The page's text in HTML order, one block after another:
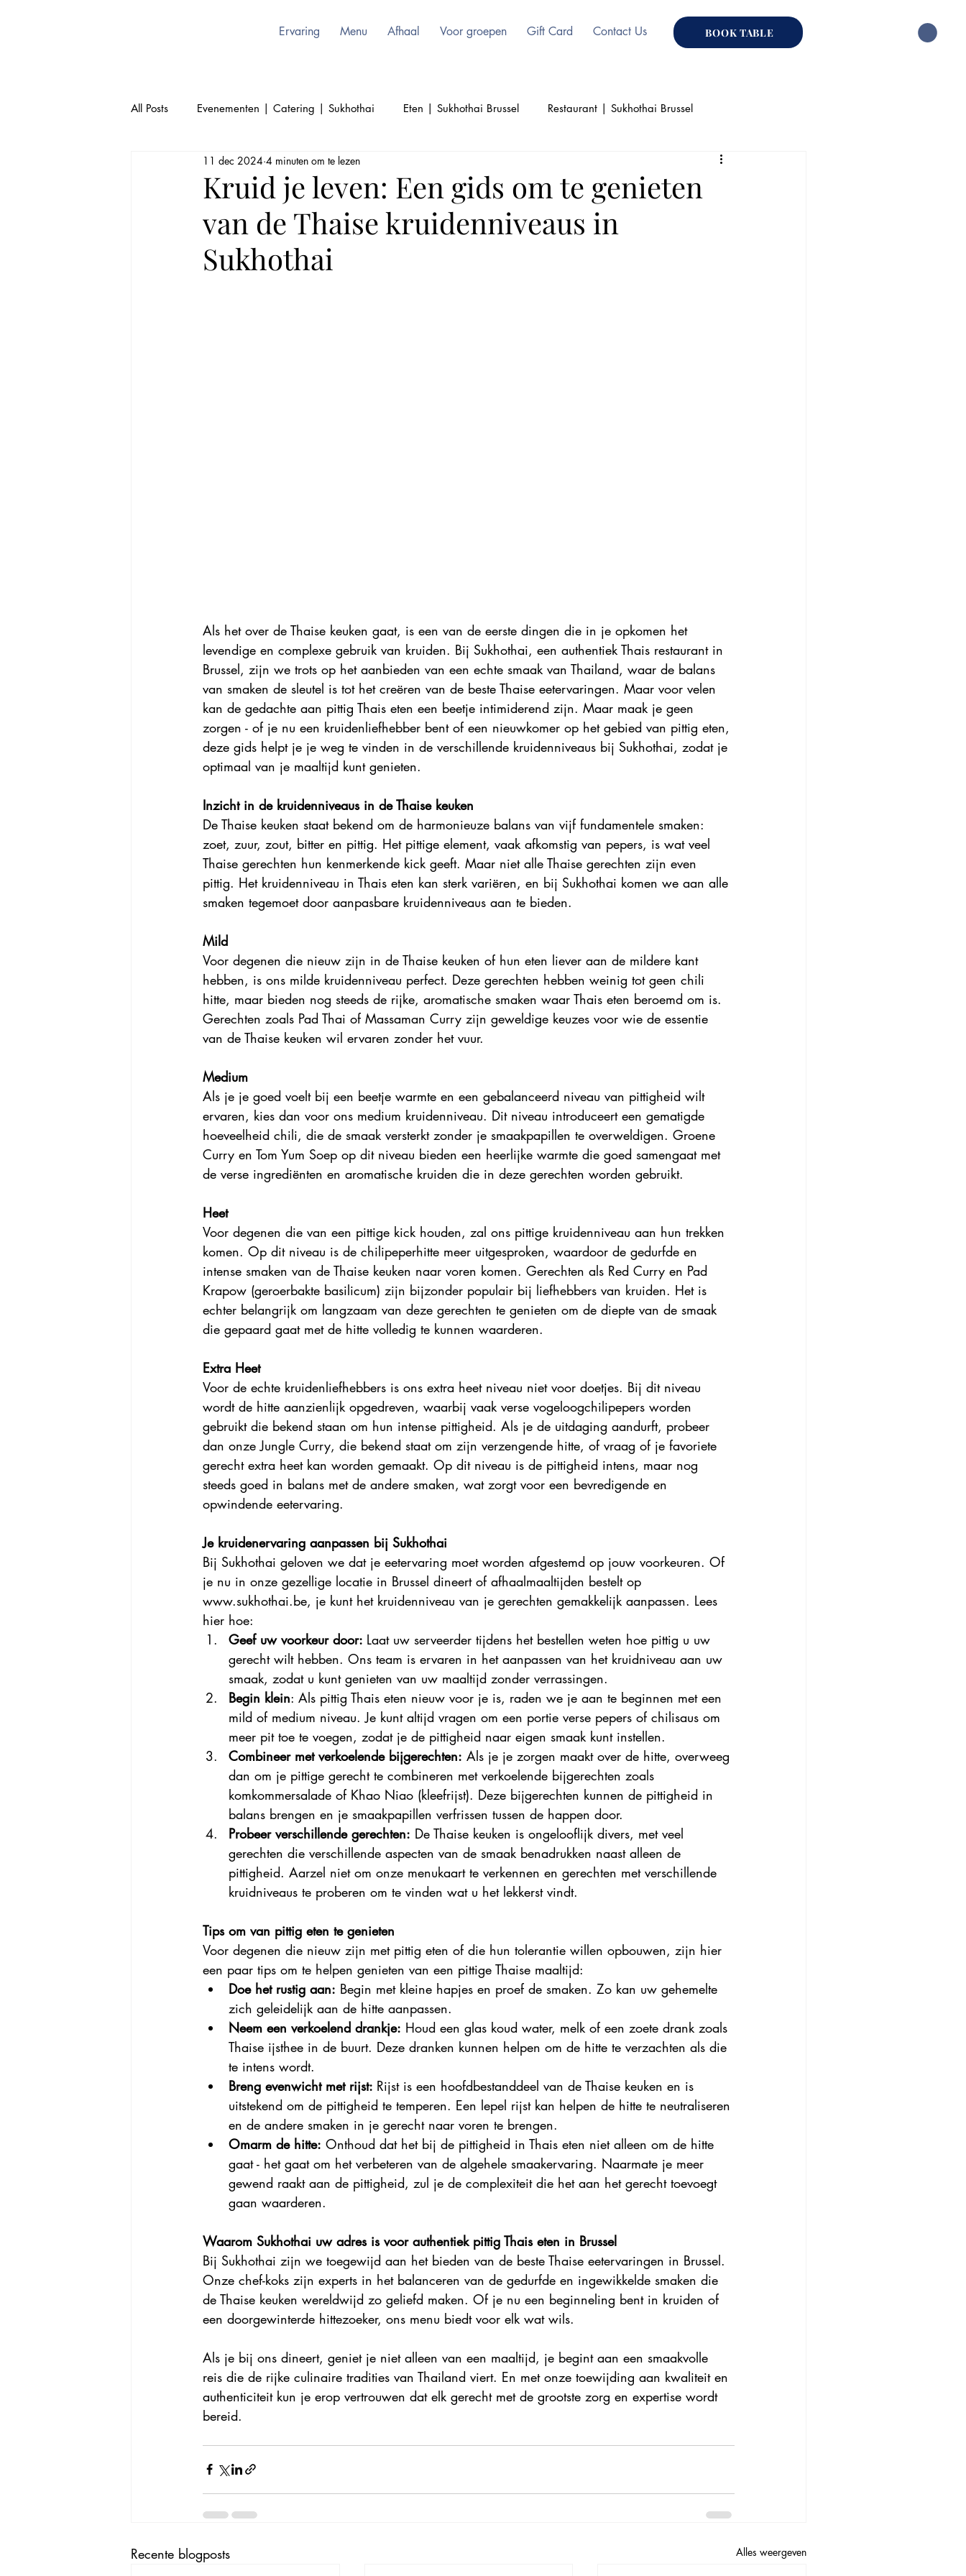
BOOK TABLE
Ervaring Menu Afhaal Voor groepen Gift Card Contact Us
All Posts Evenementen | Catering | Sukhothai Eten | Sukhothai Brussel Restaurant | Sukhothai Brussel
Cultuur | Thai | Sukhothai Brussel Schoonheid | Sukhothai | Thai Food
Thai Keuken | Authentiek Thai Culinair | Sukhothai Cultuur | Sukhothai
Kruid je leven: Een gids om te genieten
van de Thaise kruidenniveaus in
Sukhothai
11 dec 2024 4 minuten om te lezen
Als het over de Thaise keuken gaat, is een van de eerste dingen die in je opkomen het
levendige en complexe gebruik van kruiden. Bij Sukhothai, een authentiek Thais restaurant in
Brussel, zijn we trots op het aanbieden van een echte smaak van Thailand, waar de balans
van smaken de sleutel is tot het creëren van de beste Thaise eetervaringen. Maar voor velen
kan de gedachte aan pittig Thais eten een beetje intimiderend zijn. Maar maak je geen
zorgen - of je nu een kruidenliefhebber bent of een nieuwkomer op het gebied van pittig eten,
deze gids helpt je je weg te vinden in de verschillende kruidenniveaus bij Sukhothai, zodat je
optimaal van je maaltijd kunt genieten.
Inzicht in de kruidenniveaus in de Thaise keuken
De Thaise keuken staat bekend om de harmonieuze balans van vijf fundamentele smaken:
zoet, zuur, zout, bitter en pittig. Het pittige element, vaak afkomstig van pepers, is wat veel
Thaise gerechten hun kenmerkende kick geeft. Maar niet alle Thaise gerechten zijn even
pittig. Het kruidenniveau in Thais eten kan sterk variëren, en bij Sukhothai komen we aan alle
smaken tegemoet door aanpasbare kruidenniveaus aan te bieden.
Mild
Voor degenen die nieuw zijn in de Thaise keuken of hun eten liever aan de mildere kant
hebben, is ons milde kruidenniveau perfect. Deze gerechten hebben weinig tot geen chili
hitte, maar bieden nog steeds de rijke, aromatische smaken waar Thais eten beroemd om is.
Gerechten zoals Pad Thai of Massaman Curry zijn geweldige keuzes voor wie de essentie
van de Thaise keuken wil ervaren zonder het vuur.
Medium
Als je je goed voelt bij een beetje warmte en een gebalanceerd niveau van pittigheid wilt
ervaren, kies dan voor ons medium kruidenniveau. Dit niveau introduceert een gematigde
hoeveelheid chili, die de smaak versterkt zonder je smaakpapillen te overweldigen. Groene
Curry en Tom Yum Soep op dit niveau bieden een heerlijke warmte die goed samengaat met
de verse ingrediënten en aromatische kruiden die in deze gerechten worden gebruikt.
Heet
Voor degenen die van een pittige kick houden, zal ons pittige kruidenniveau aan hun trekken
komen. Op dit niveau is de chilipeperhitte meer uitgesproken, waardoor de gedurfde en
intense smaken van de Thaise keuken naar voren komen. Gerechten als Red Curry en Pad
Krapow (geroerbakte basilicum) zijn bijzonder populair bij liefhebbers van kruiden. Het is
echter belangrijk om langzaam van deze gerechten te genieten om de diepte van de smaak
die gepaard gaat met de hitte volledig te kunnen waarderen.
Extra Heet
Voor de echte kruidenliefhebbers is ons extra heet niveau niet voor doetjes. Bij dit niveau
wordt de hitte aanzienlijk opgedreven, waarbij vaak verse vogeloogchilipepers worden
gebruikt die bekend staan om hun intense pittigheid. Als je de uitdaging aandurft, probeer
dan onze Jungle Curry, die bekend staat om zijn verzengende hitte, of vraag of je favoriete
gerecht extra heet kan worden gemaakt. Op dit niveau is de pittigheid intens, maar nog
steeds goed in balans met de andere smaken, wat zorgt voor een bevredigende en
opwindende eetervaring.
Je kruidenervaring aanpassen bij Sukhothai
Bij Sukhothai geloven we dat je eetervaring moet worden afgestemd op jouw voorkeuren. Of
je nu in onze gezellige locatie in Brussel dineert of afhaalmaaltijden bestelt op
www.sukhothai.be, je kunt het kruidenniveau van je gerechten gemakkelijk aanpassen. Lees
hier hoe:
Geef uw voorkeur door: Laat uw serveerder tijdens het bestellen weten hoe pittig u uw
gerecht wilt hebben. Ons team is ervaren in het aanpassen van het kruidniveau aan uw
smaak, zodat u kunt genieten van uw maaltijd zonder verrassingen.
Begin klein: Als pittig Thais eten nieuw voor je is, raden we je aan te beginnen met een
mild of medium niveau. Je kunt altijd vragen om een portie verse pepers of chilisaus om
meer pit toe te voegen, zodat je de pittigheid naar eigen smaak kunt instellen.
Combineer met verkoelende bijgerechten: Als je je zorgen maakt over de hitte, overweeg
dan om je pittige gerecht te combineren met verkoelende bijgerechten zoals
komkommersalade of Khao Niao (kleefrijst). Deze bijgerechten kunnen de pittigheid in
balans brengen en je smaakpapillen verfrissen tussen de happen door.
Probeer verschillende gerechten: De Thaise keuken is ongelooflijk divers, met veel
gerechten die verschillende aspecten van de smaak benadrukken naast alleen de
pittigheid. Aarzel niet om onze menukaart te verkennen en gerechten met verschillende
kruidniveaus te proberen om te vinden wat u het lekkerst vindt.
Tips om van pittig eten te genieten
Voor degenen die nieuw zijn met pittig eten of die hun tolerantie willen opbouwen, zijn hier
een paar tips om te helpen genieten van een pittige Thaise maaltijd:
Doe het rustig aan: Begin met kleine hapjes en proef de smaken. Zo kan uw gehemelte
zich geleidelijk aan de hitte aanpassen.
Neem een verkoelend drankje: Houd een glas koud water, melk of een zoete drank zoals
Thaise ijsthee in de buurt. Deze dranken kunnen helpen om de hitte te verzachten als die
te intens wordt.
Breng evenwicht met rijst: Rijst is een hoofdbestanddeel van de Thaise keuken en is
uitstekend om de pittigheid te temperen. Een lepel rijst kan helpen de hitte te neutraliseren
en de andere smaken in je gerecht naar voren te brengen.
Omarm de hitte: Onthoud dat het bij de pittigheid in Thais eten niet alleen om de hitte
gaat - het gaat om het verbeteren van de algehele smaakervaring. Naarmate je meer
gewend raakt aan de pittigheid, zul je de complexiteit die het aan het gerecht toevoegt
gaan waarderen.
Waarom Sukhothai uw adres is voor authentiek pittig Thais eten in Brussel
Bij Sukhothai zijn we toegewijd aan het bieden van de beste Thaise eetervaringen in Brussel.
Onze chef-koks zijn experts in het balanceren van de gedurfde en ingewikkelde smaken die
de Thaise keuken wereldwijd zo geliefd maken. Of je nu een beginneling bent in kruiden of
een doorgewinterde hittezoeker, ons menu biedt voor elk wat wils.
Als je bij ons dineert, geniet je niet alleen van een maaltijd, je begint aan een smaakvolle
reis die de rijke culinaire tradities van Thailand viert. En met onze toewijding aan kwaliteit en
authenticiteit kun je erop vertrouwen dat elk gerecht met de grootste zorg en expertise wordt
bereid.
Recente blogposts Alles weergeven